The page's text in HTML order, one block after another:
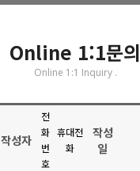
Online 1:1문의
Online 1:1 Inquiry .
작성자
전
화
번
호
휴대전
화
작성
일